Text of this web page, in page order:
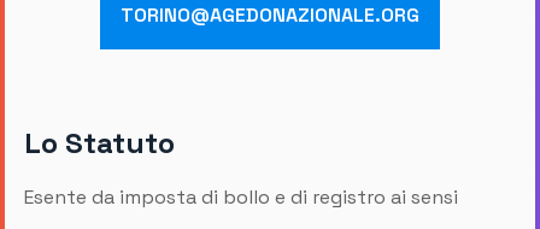
TORINO@AGEDONAZIONALE.ORG
Lo Statuto
Esente da imposta di bollo e di registro ai sensi